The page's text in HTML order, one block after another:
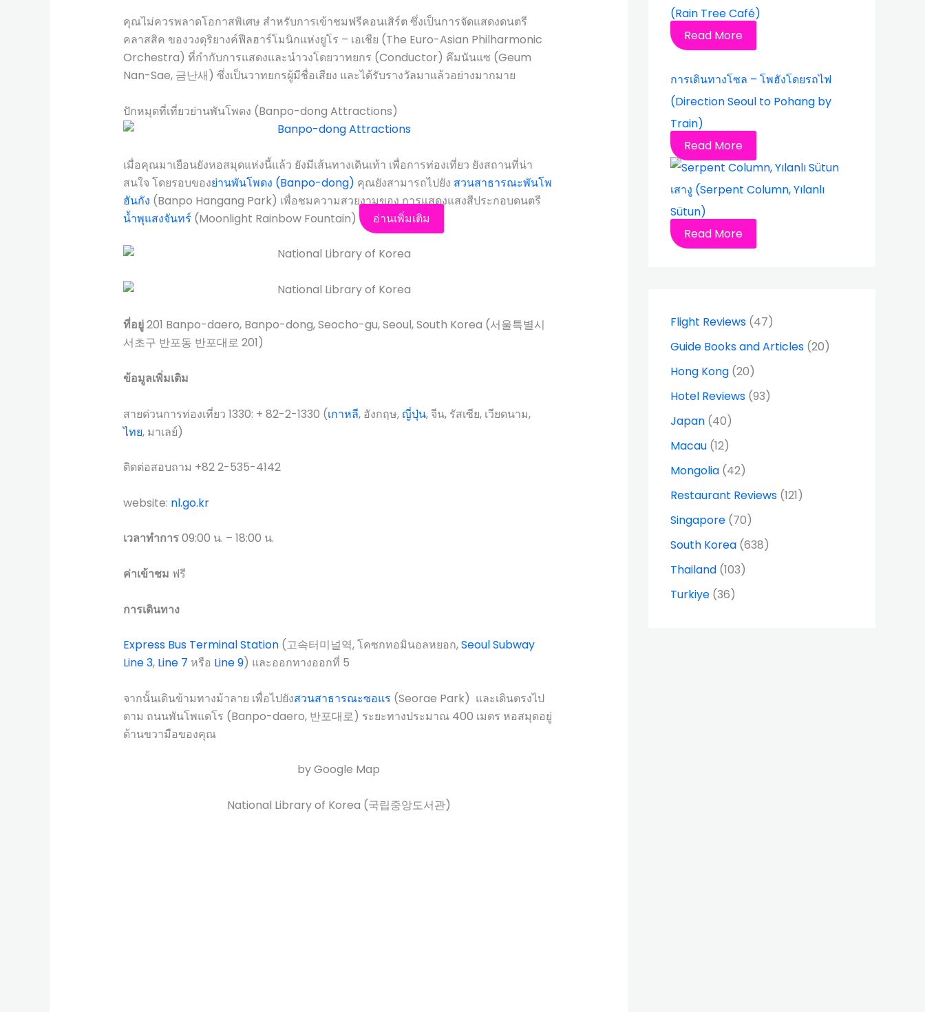
คุณไม่ควรพลาดโอกาสพิเศษ สำหรับการเข้าชมฟรีคอนเสิร์ต ซึ่งเป็นการจัดแสดงดนตรี
คลาสสิค ของวงดุริยางค์ฟีลฮาร์โมนิกแห่งยูโร – เอเชีย (The Euro-Asian Philharmonic
Orchestra) ที่กำกับการแสดงและนำวงโดยวาทยกร (Conductor) คึมนันแซ (Geum
Nan-Sae, 금난새) ซึ่งเป็นวาทยกรผู้มีชื่อเสียง และได้รับรางวัลมาแล้วอย่างมากมาย
ปักหมุดที่เที่ยวย่านพันโพดง (Banpo-dong Attractions)
เมื่อคุณมาเยือนยังหอสมุดแห่งนี้แล้ว ยังมีเส้นทางเดินเท้า เพื่อการท่องเที่ยว ยังสถานที่น่า
สนใจ โดยรอบของย่านพันโพดง (Banpo-dong) คุณยังสามารถไปยัง สวนสาธารณะพันโพ
ฮันกัง (Banpo Hangang Park) เพื่อชมความสวยงามของ การแสดงแสงสีประกอบดนตรี
น้ำพุแสงจันทร์ (Moonlight Rainbow Fountain) อ่านเพิ่มเติม
ที่อยู่201 Banpo-daero, Banpo-dong, Seocho-gu, Seoul, South Korea (서울특별시
서초구 반포동 반포대로 201)
ข้อมูลเพิ่มเติม
สายด่วนการท่องเที่ยว 1330: + 82-2-1330 (เกาหลี, อังกฤษ,ญี่ปุ่น, จีน, รัสเซีย, เวียดนาม,
ไทย, มาเลย์)
ติดต่อสอบถาม +82 2-535-4142
website: nl.go.kr
เวลาทำการ09:00 น. – 18:00 น.
ค่าเข้าชม ฟรี
การเดินทาง
Express Bus Terminal Station(고속터미널역, โคซกทอมินอลหยอก,Seoul Subway
Line 3, Line 7 หรือ Line 9) และออกทางออกที่ 5
จากนั้นเดินข้ามทางม้าลาย เพื่อไปยังสวนสาธารณะซอแร (Seorae Park) และเดินตรงไป
ตาม ถนนพันโพแดโร (Banpo-daero, 반포대로) ระยะทางประมาณ 400 เมตร หอสมุดอยู่
ด้านขวามือของคุณ
by Google Map
National Library of Korea (국립중앙도서관)
(Rain Tree Café)
Read More
การเดินทางโซล – โพฮังโดยรถไฟ
(Direction Seoul to Pohang by
Train)
Read More
เสางู (Serpent Column, Yılanlı
Sütun)
Read More
Flight Reviews (47)
Guide Books and Articles (20)
Hong Kong (20)
Hotel Reviews (93)
Japan (40)
Macau (12)
Mongolia (42)
Restaurant Reviews (121)
Singapore (70)
South Korea (638)
Thailand (103)
Turkiye (36)